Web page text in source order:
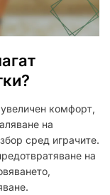
комфорт,
на
сред играчите.
на